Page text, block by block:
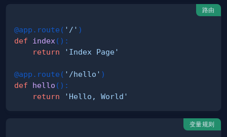
路由
@app . route ( '/' )
def
index ( ) :
return
'Index Page'
@app . route ( '/hello' )
def
hello ( ) :
return
'Hello, World'
变量规则